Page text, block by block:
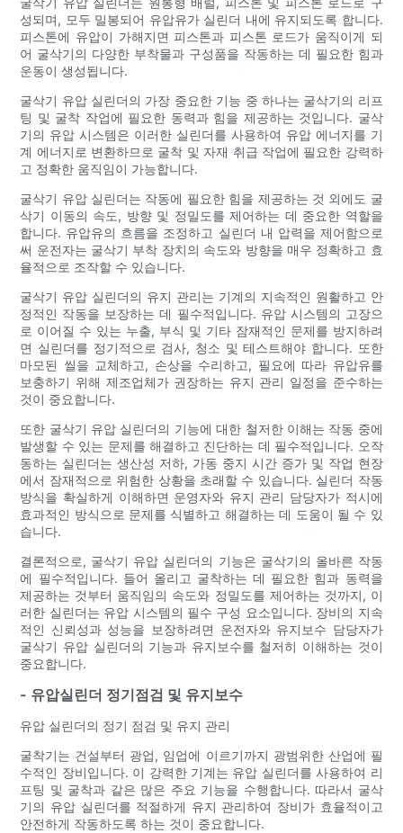
성되며, 모두 밀봉되어 유압유가 실린더 내에 유지되도록 합니다.
피스톤에 유압이 가해지면 피스톤과 피스톤 로드가 움직이게 되
어 굴삭기의 다양한 부착물과 구성품을 작동하는 데 필요한 힘과
운동이 생성됩니다.
굴삭기 유압 실린더의 가장 중요한 기능 중 하나는 굴삭기의 리프
팅 및 굴착 작업에 필요한 동력과 힘을 제공하는 것입니다. 굴삭
기의 유압 시스템은 이러한 실린더를 사용하여 유압 에너지를 기
계 에너지로 변환하므로 굴착 및 자재 취급 작업에 필요한 강력하
고 정확한 움직임이 가능합니다.
굴삭기 유압 실린더는 작동에 필요한 힘을 제공하는 것 외에도 굴
삭기 이동의 속도, 방향 및 정밀도를 제어하는 ​​데 중요한 역할을
합니다. 유압유의 흐름을 조정하고 실린더 내 압력을 제어함으로
써 운전자는 굴삭기 부착 장치의 속도와 방향을 매우 정확하고 효
율적으로 조작할 수 있습니다.
굴삭기 유압 실린더의 유지 관리는 기계의 지속적인 원활하고 안
정적인 작동을 보장하는 데 필수적입니다. 유압 시스템의 고장으
로 이어질 수 있는 누출, 부식 및 기타 잠재적인 문제를 방지하려
면 실린더를 정기적으로 검사, 청소 및 테스트해야 합니다. 또한
마모된 씰을 교체하고, 손상을 수리하고, 필요에 따라 유압유를
보충하기 위해 제조업체가 권장하는 유지 관리 일정을 준수하는
것이 중요합니다.
또한 굴삭기 유압 실린더의 기능에 대한 철저한 이해는 작동 중에
발생할 수 있는 문제를 해결하고 진단하는 데 필수적입니다. 오작
동하는 실린더는 생산성 저하, 가동 중지 시간 증가 및 작업 현장
에서 잠재적으로 위험한 상황을 초래할 수 있습니다. 실린더 작동
방식을 확실하게 이해하면 운영자와 유지 관리 담당자가 적시에
효과적인 방식으로 문제를 식별하고 해결하는 데 도움이 될 수 있
습니다.
결론적으로, 굴삭기 유압 실린더의 기능은 굴삭기의 올바른 작동
에 필수적입니다. 들어 올리고 굴착하는 데 필요한 힘과 동력을
제공하는 것부터 움직임의 속도와 정밀도를 제어하는 ​​것까지, 이
러한 실린더는 유압 시스템의 필수 구성 요소입니다. 장비의 지속
적인 신뢰성과 성능을 보장하려면 운전자와 유지보수 담당자가
굴삭기 유압 실린더의 기능과 유지보수를 철저히 이해하는 것이
중요합니다.
- 유압실린더 정기점검 및 유지보수
유압 실린더의 정기 점검 및 유지 관리
굴착기는 건설부터 광업, 임업에 이르기까지 광범위한 산업에 필
수적인 장비입니다. 이 강력한 기계는 유압 실린더를 사용하여 리
프팅 및 굴착과 같은 많은 주요 기능을 수행합니다. 따라서 굴삭
기의 유압 실린더를 적절하게 유지 관리하여 장비가 효율적이고
안전하게 작동하도록 하는 것이 중요합니다.